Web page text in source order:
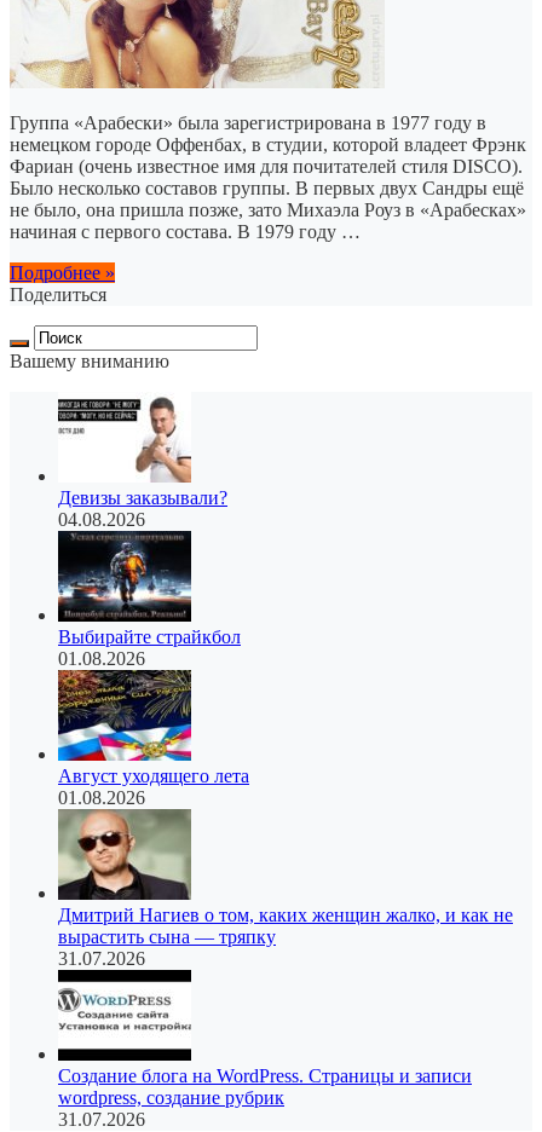
Группа «Арабески» была зарегистрирована в 1977 году в
немецком городе Оффенбах, в студии, которой владеет Фрэнк
Фариан (очень известное имя для почитателей стиля DISCO).
Было несколько составов группы. В первых двух Сандры ещё
не было, она пришла позже, зато Михаэла Роуз в «Арабесках»
начиная с первого состава. В 1979 году …
Подробнее »
Поделиться
Вашему вниманию
Девизы заказывали?
04.08.2026
Выбирайте страйкбол
01.08.2026
Август уходящего лета
01.08.2026
Дмитрий Нагиев о том, каких женщин жалко, и как не
вырастить сына — тряпку
31.07.2026
Создание блога на WordPress. Страницы и записи
wordpress, создание рубрик
31.07.2026